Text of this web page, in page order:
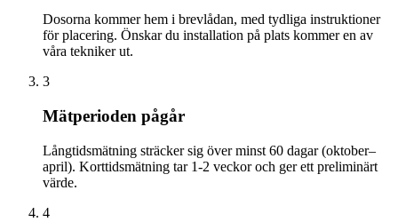
Dosorna kommer hem i brevlådan, med tydliga instruktioner
för placering. Önskar du installation på plats kommer en av
våra tekniker ut.
3
Mätperioden pågår
Långtidsmätning sträcker sig över minst 60 dagar (oktober–
april). Korttidsmätning tar 1-2 veckor och ger ett preliminärt
värde.
4